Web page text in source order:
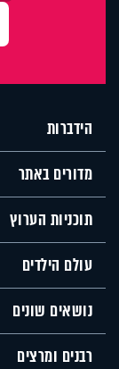
הידברות
מדורים באתר
תוכניות הערוץ
עולם הילדים
נושאים שונים
רבנים ומרצים